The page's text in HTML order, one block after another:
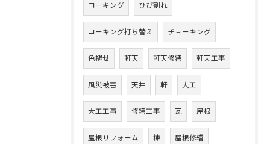
コーキング ひび割れ
コーキング打ち替え チョーキング
色褪せ 軒天 軒天修繕 軒天工事
風災被害 天井 軒 大工
大工工事 修繕工事 瓦 屋根
屋根リフォーム 棟 屋根修繕